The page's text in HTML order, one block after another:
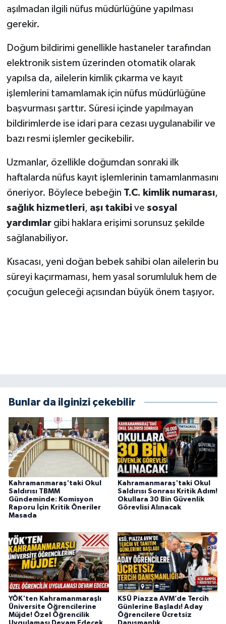
aşılmadan ilgili nüfus müdürlüğüne yapılması
gerekir.
Doğum bildirimi genellikle hastaneler tarafından
elektronik sistem üzerinden otomatik olarak
yapılsa da, ailelerin kimlik çıkarma ve kayıt
işlemlerini tamamlamak için nüfus müdürlüğüne
başvurması şarttır. Süresi içinde yapılmayan
bildirimlerde ise idari para cezası uygulanabilir ve
bazı resmi işlemler gecikebilir.
Uzmanlar, özellikle doğumdan sonraki ilk
haftalarda nüfus kayıt işlemlerinin tamamlanmasını
öneriyor. Böylece bebeğin T.C. kimlik numarası,
sağlık hizmetleri, aşı takibive sosyal
yardımlargibi haklara erişimi sorunsuz şekilde
sağlanabiliyor.
Kısacası, yeni doğan bebek sahibi olan ailelerin bu
süreyi kaçırmaması, hem yasal sorumluluk hem de
çocuğun geleceği açısından büyük önem taşıyor.
Bunlar da ilginizi çekebilir
Kahramanmaraş'taki Okul
Saldırısı TBMM
Gündeminde: Komisyon
Raporu İçin Kritik Öneriler
Masada
Kahramanmaraş'taki Okul
Saldırısı Sonrası Kritik Adım!
Okullara 30 Bin Güvenlik
Görevlisi Alınacak
YÖK'ten Kahramanmaraşlı
Üniversite Öğrencilerine
Müjde! Özel Öğrencilik
KSÜ Piazza AVM’de Tercih
Günlerine Başladı! Aday
Öğrencilere Ücretsiz
SEÇİM 2014
KİM KİMDİR
KİTAP
HEDEF2020
MİZAH
TARİH
Genel
YEREL
ÇEVRE
BİLİM VE TEKNOLOJİ
YARIŞMALAR
TANITIM
HABERDE İNSAN